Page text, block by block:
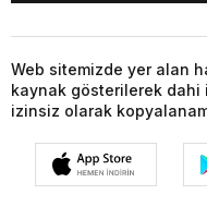
EKONOMİ
DÜNYA
EKONOMİ
Web sitemizde yer alan
kaynak gösterilerek dahi
izinsiz olarak